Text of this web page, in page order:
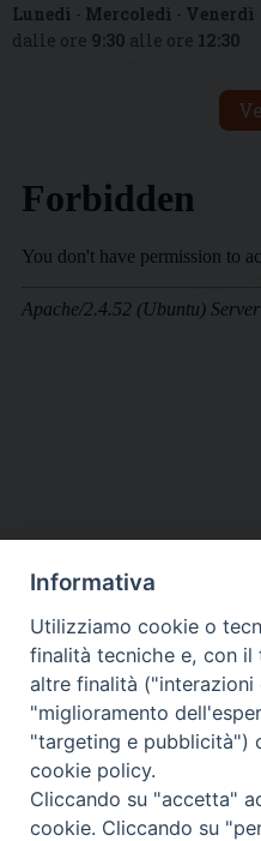
Lunedì - Mercoledì - Venerdì
dalle ore 9:30 alle ore 12:30
DIOCESI
Contatti:Tel.:
E-mail:
Orari: dal Lunedì al
Lunedì, Mercoledì e
Informativa
Utilizziamo cookie o
finalità tecniche e, con il
altre finalità ("interazioni
"miglioramento
"targeting e pubblicità")
cookie policy.
Cliccando su "accetta"
cookie. Cliccando su